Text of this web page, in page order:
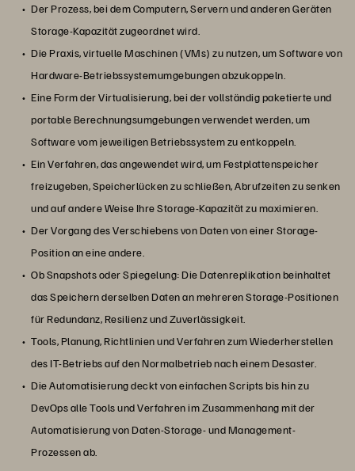
Der Prozess, bei dem Computern, Servern und anderen Geräten
Storage-Kapazität zugeordnet wird.
Die Praxis, virtuelle Maschinen (VMs) zu nutzen, um Software von
Hardware-Betriebssystemumgebungen abzukoppeln.
Eine Form der Virtualisierung, bei der vollständig paketierte und
portable Berechnungsumgebungen verwendet werden, um
Software vom jeweiligen Betriebssystem zu entkoppeln.
Ein Verfahren, das angewendet wird, um Festplattenspeicher
freizugeben, Speicherlücken zu schließen, Abrufzeiten zu senken
und auf andere Weise Ihre Storage-Kapazität zu maximieren.
Der Vorgang des Verschiebens von Daten von einer Storage-
Position an eine andere.
Ob Snapshots oder Spiegelung: Die Datenreplikation beinhaltet
das Speichern derselben Daten an mehreren Storage-Positionen
für Redundanz, Resilienz und Zuverlässigkeit.
Tools, Planung, Richtlinien und Verfahren zum Wiederherstellen
des IT-Betriebs auf den Normalbetrieb nach einem Desaster.
Die Automatisierung deckt von einfachen Scripts bis hin zu
DevOps alle Tools und Verfahren im Zusammenhang mit der
Automatisierung von Daten-Storage- und Management-
Prozessen ab.